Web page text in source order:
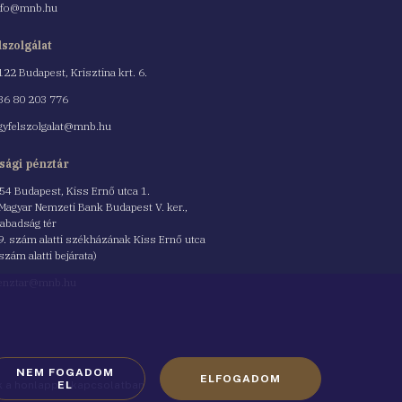
Budapest, Krisztina krt. 6.
80 203 776
pénztár
Budapest, Kiss Ernő utca 1.
Nemzeti Bank Budapest V. ker.,
tér
szám alatti székházának Kiss Ernő utca
alatti bejárata)
a honlappal kapcsolatban
NEM FOGADOM
EL
ELFOGADOM